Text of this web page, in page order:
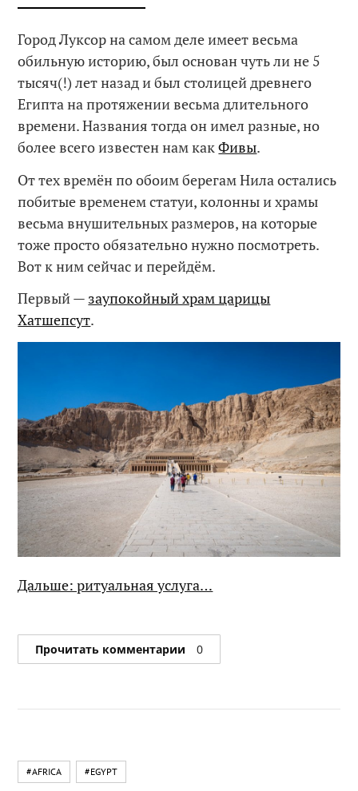
Город Луксор на самом деле имеет весьма
обильную историю, был основан чуть ли не 5
тысяч(!) лет назад и был столицей древнего
Египта на протяжении весьма длительного
времени. Названия тогда он имел разные, но
более всего известен нам какФивы.
От тех времён по обоим берегам Нила остались
побитые временем статуи, колонны и храмы
весьма внушительных размеров, на которые
тоже просто обязательно нужно посмотреть.
Вот к ним сейчас и перейдём.
Первый — заупокойный храм царицы
Хатшепсут.
Дальше: ритуальная услуга…
Прочитать комментарии 0
#AFRICA #EGYPT